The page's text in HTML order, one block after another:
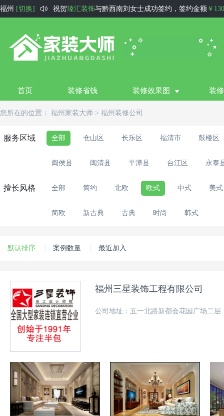
福州 [切换]  祝贺瑧汇装饰与黔西南刘女士成功签约，签约金额 ￥
祝贺三优装饰与张家口孟风锡成功签约，签约金额 ￥
祝贺 尚庭水韵 与运城王先生成功签约，签约金额
西宁生活家 与西宁祁先生成功签约，签约金额 ￥
祝贺宇家装饰 与东莞陈先生成功签约，签约金额
祝贺华庭装饰
祝贺好风景装饰公司 与阿克苏刘玉坤成功签约，签约金
首页 装修省钱 装修效果图 装
您所在的位置： 福州家装大师 > 福州装修公司
服务区域 全部 仓山区 长乐区 福清市 鼓楼区
闽侯县 闽清县 平潭县 台江区 永泰
擅长风格 全部 简约 北欧 欧式 中式 美式
简欧 新古典 古典 时尚 韩式
默认排序 案例数量 最近加入
福州三星装饰工程有限公司
公司地址：五一北路新都会花园广场二层